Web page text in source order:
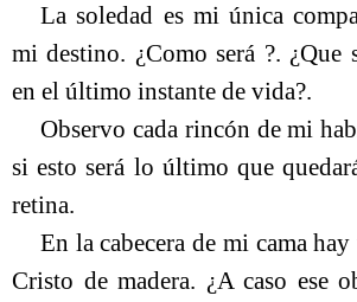
La soledad es mi única
mi destino. ¿Como será ?. ¿Que
en el último instante de vida?.
Observo cada rincón de mi
si esto será lo último que
retina.
En la cabecera de mi cama
Cristo de madera. ¿A caso ese